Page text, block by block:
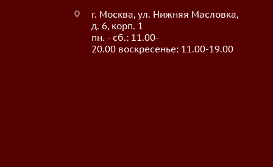
г. Москва, ул. Нижняя Масловка,
д. 6, корп. 1
пн. - сб.: 11.00-
20.00 воскресенье: 11.00-19.00